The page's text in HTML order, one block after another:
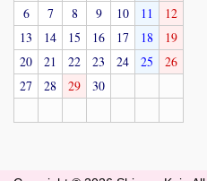
6
7 8 9 10 11
12
13
14 15 16 17 18
19
20
21 22 23 24 25
26
27
28 29 30